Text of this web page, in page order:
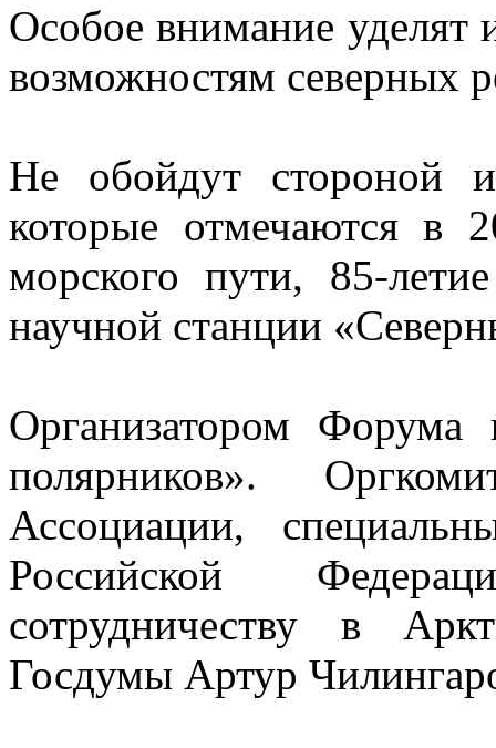
Особое внимание уделят
возможностям северных
Не обойдут стороной
которые отмечаются в
морского пути, 85-
научной станции
Организатором
полярников».
Ассоциации,
Российской
сотрудничеству в
Госдумы Артур